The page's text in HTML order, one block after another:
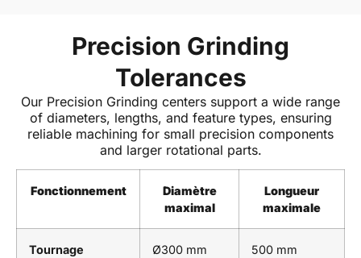
Precision Grinding
Tolerances
Our Precision Grinding centers support a wide range
of diameters, lengths, and feature types, ensuring
reliable machining for small precision components
and larger rotational parts.
Fonctionnement
Diamètre
maximal
Longueur
maximale
Tournage
Ø300 mm 500 mm